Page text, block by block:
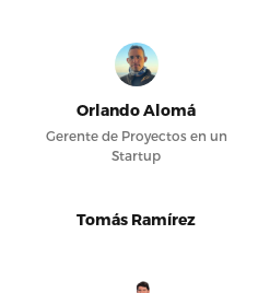
Orlando Alomá
Gerente de Proyectos en un
Startup
Tomás Ramírez